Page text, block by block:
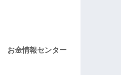
お金情報センター